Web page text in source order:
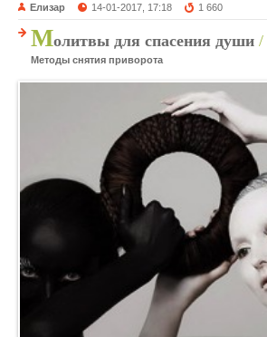
Елизар 14-01-2017, 17:18 1 660
Молитвы для спасения души /
Методы снятия приворота